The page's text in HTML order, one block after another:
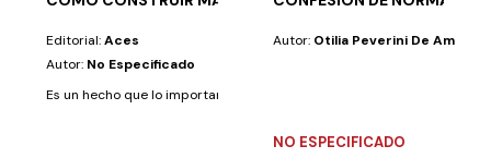
Editorial:Aces
Autor: No Especificado
Es un hecho que lo importante son las relaciones amorosas, las
Autor: Otilia Peverini De
NO ESPECIFICADO